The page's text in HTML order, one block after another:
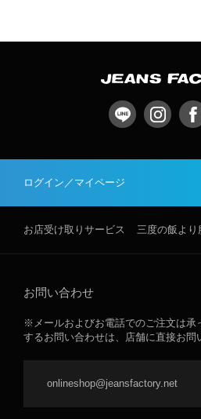
ログイン／マイページ
お店受け取りサービス 三度の飯より
お問い合わせ
※メールおよびお電話でのご注文は承
するお問い合わせは、店舗に直接お問
onlineshop@jeansfactory.net